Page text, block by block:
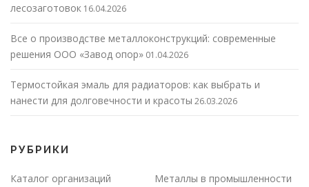
лесозаготовок 16.04.2026
Все о производстве металлоконструкций: современные
решения ООО «Завод опор» 01.04.2026
Термостойкая эмаль для радиаторов: как выбрать и
нанести для долговечности и красоты 26.03.2026
РУБРИКИ
Каталог организаций
Металлы в промышленности